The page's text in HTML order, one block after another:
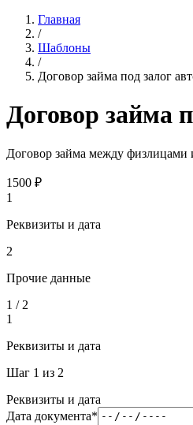
Главная
/
Шаблоны
/
Договор займа под залог
Договор займа
Договор займа между физлицами
1500 ₽
1
Реквизиты и дата
2
Прочие данные
1 / 2
1
Реквизиты и дата
Шаг 1 из 2
Реквизиты и дата
Дата документа*